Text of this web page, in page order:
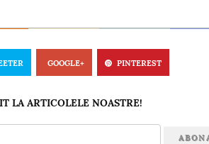
GOOGLE+ PINTEREST
LA ARTICOLELE NOASTRE!